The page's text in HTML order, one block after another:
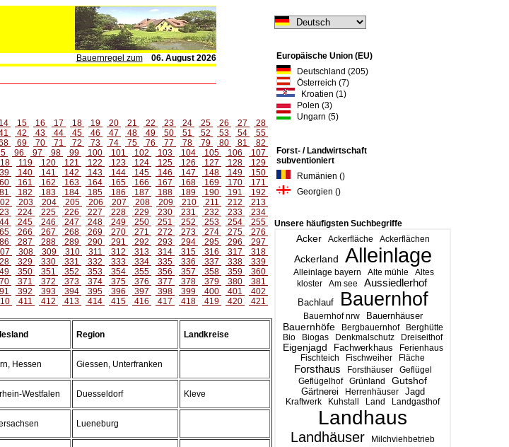
Bauernregel zum
06. August 2026
Europäische Union (EU)
Deutschland (205)
Österreich (7)
Kroatien (1)
Polen (3)
Ungarn (5)
Forst- / Landwirtschaft
subventioniert
Rumänien ()
Georgien ()
Unsere häufigsten Suchbegriffe
Acker Ackerfläche Ackerflächen
Ackerland Alleinlage
Alleinlage bayern Alte mühle
Altes
kloster
Am see Aussiedlerhof
Bachlauf Bauernhof
Bauernhof nrw Bauernhäuser
Bauernhöfe Bergbauernhof
Berghütte
Bio
Biogas Denkmalschutz Dreiseithof
Eigenjagd Fachwerkhaus
Ferienhaus
Fischteich
Fischweiher Fläche
Forsthaus Forsthäuser
Geflügel
Geflügelhof
Grünland
Gutshof
Gärtnerei
Herrenhäuser Jagd
Kraftwerk Kuhstall Land Landgasthof
Landhaus
Landhäuser Milchviehbetrieb
14 15 16 17 18 19 20 21 22 23 24 25 26 27
28
42 43 44 45 46 47 48 49 50 51 52 53 54
55
69 70 71 72 73 74 75 76 77 78 79 80 81
82
96 97 98 99 100 101 102 103 104 105 106
107
119 120 121 122 123 124 125 126 127 128
129
140 141 142 143 144 145 146 147 148 149
150
161 162 163 164 165 166 167 168 169 170
171
182 183 184 185 186 187 188 189 190 191
192
203 204 205 206 207 208 209 210 211 212
213
224 225 226 227 228 229 230 231 232 233
234
245 246 247 248 249 250 251 252 253 254
255
266 267 268 269 270 271 272 273 274 275
276
287 288 289 290 291 292 293 294 295 296
297
308 309 310 311 312 313 314 315 316 317
318
329 330 331 332 333 334 335 336 337 338
339
350 351 352 353 354 355 356 357 358 359
360
371 372 373 374 375 376 377 378 379 380
381
392 393 394 395 396 397 398 399 400 401
402
411 412 413 414 415 416 417 418 419 420 421
Region Landkreise
Hessen Giessen, Unterfranken
Westfalen Duesseldorf Kleve
Lueneburg